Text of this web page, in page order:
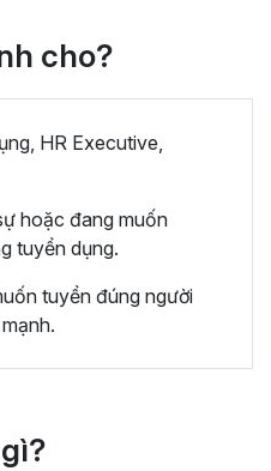
cho?
HR Executive,
hoặc đang muốn
tuyển dụng.
tuyển đúng người